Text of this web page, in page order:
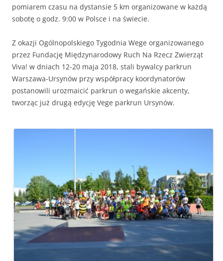
pomiarem czasu na dystansie 5 km organizowane w każdą
sobotę o godz. 9:00 w Polsce i na świecie.
Z okazji Ogólnopolskiego Tygodnia Wege organizowanego
przez Fundację Międzynarodowy Ruch Na Rzecz Zwierząt
Viva! w dniach 12-20 maja 2018, stali bywalcy parkrun
Warszawa-Ursynów przy współpracy koordynatorów
postanowili urozmaicić parkrun o wegańskie akcenty,
tworząc już drugą edycję Vege parkrun Ursynów.